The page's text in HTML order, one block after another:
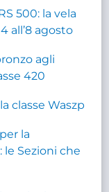
500: la vela
all’8 agosto
agli
420
classe Waszp
la
Sezioni che